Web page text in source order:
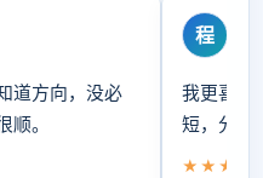
道方向，没必
。
程
我更喜欢
短，分类